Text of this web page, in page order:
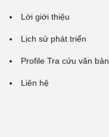
Lời giới thiệu
Lịch sử phát triển
Profile Tra cứu văn bản
Liên hệ